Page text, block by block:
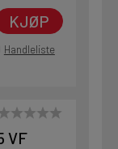
KJØP
Handleliste
VF